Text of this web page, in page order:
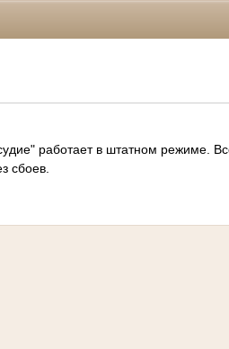
работает в штатном режиме.
сбоев.